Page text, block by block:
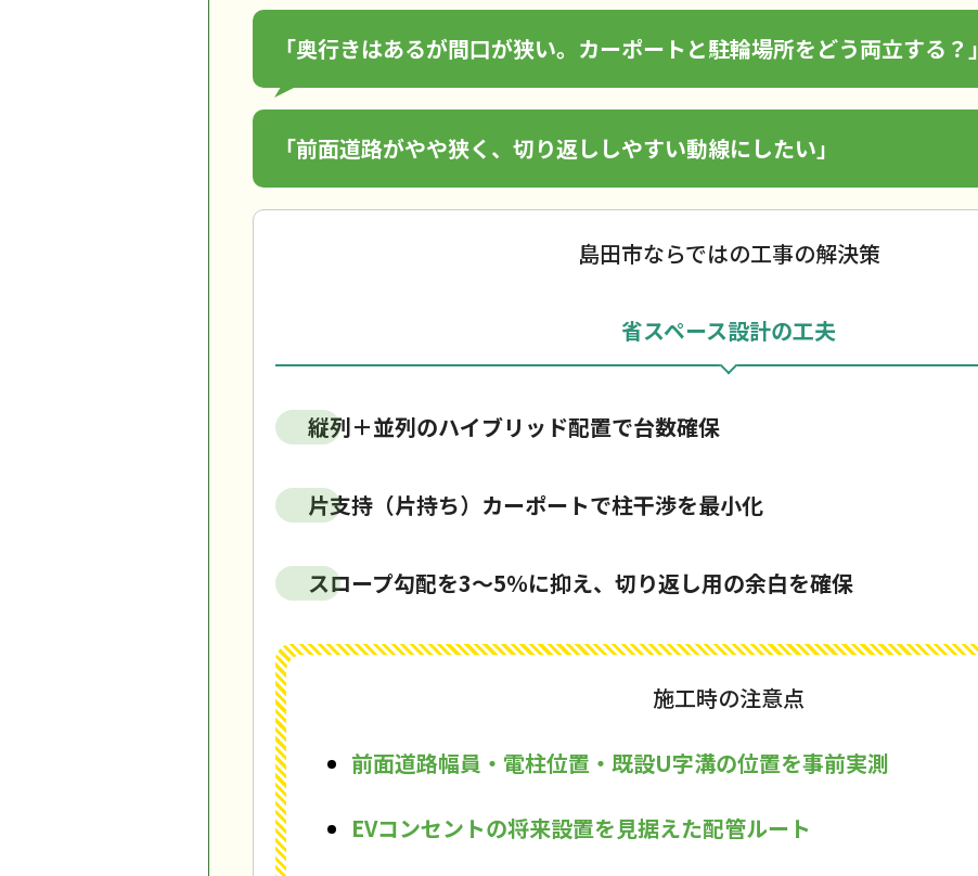
「奥行きはあるが間口が狭い。カーポートと駐輪場所をどう両立する？」
「前面道路がやや狭く、切り返ししやすい動線にしたい」
島田市ならではの工事の解決策
省スペース設計の工夫
縦列＋並列のハイブリッド配置で台数確保
片支持（片持ち）カーポートで柱干渉を最小化
スロープ勾配を3～5％に抑え、切り返し用の余白を確保
施工時の注意点
前面道路幅員・電柱位置・既設U字溝の位置を事前実測
EVコンセントの将来設置を見据えた配管ルート